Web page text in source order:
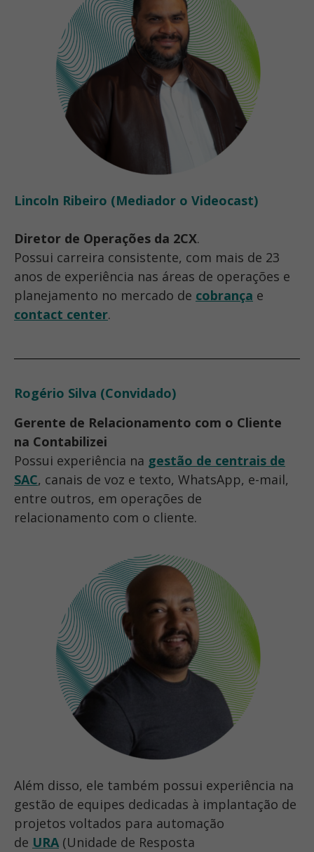
Lincoln Ribeiro (Mediador o Videocast)
Diretor de Operações da 2CX.
Possui carreira consistente, com mais de 23
anos de experiência nas áreas de operações e
planejamento no mercado de cobrança e
contact center.
Rogério Silva (Convidado)
Gerente de Relacionamento com o Cliente
na Contabilizei
Possui experiência na gestão de centrais de
SAC, canais de voz e texto, WhatsApp, e-mail,
entre outros, em operações de
relacionamento com o cliente.
Além disso, ele também possui experiência na
gestão de equipes dedicadas à implantação de
projetos voltados para automação
de URA(Unidade de Resposta